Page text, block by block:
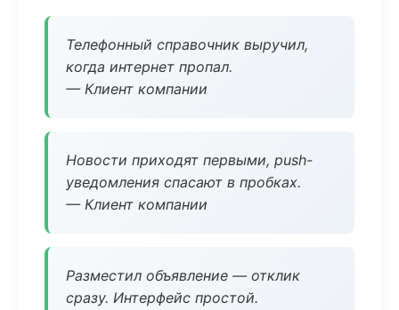
Телефонный справочник выручил,
когда интернет пропал.
— Клиент компании
Новости приходят первыми, push-
уведомления спасают в пробках.
— Клиент компании
Разместил объявление — отклик
сразу. Интерфейс простой.